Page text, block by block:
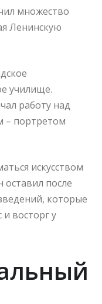
множество
Ленинскую
училище.
работу над
– портретом
искусством
после
которые
восторг у